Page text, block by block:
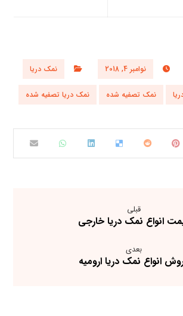
نوامبر 4, 2018 نمک دریا
نمک تصفیه شده نمک دریا تصفیه شده
قبلی
انواع نمک دریا خارجی
بعدی
انواع نمک دریا ارومیه